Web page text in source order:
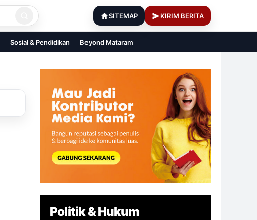
SITEMAP KIRIM BERITA
Sosial & Pendidikan Beyond Mataram
Politik & Hukum